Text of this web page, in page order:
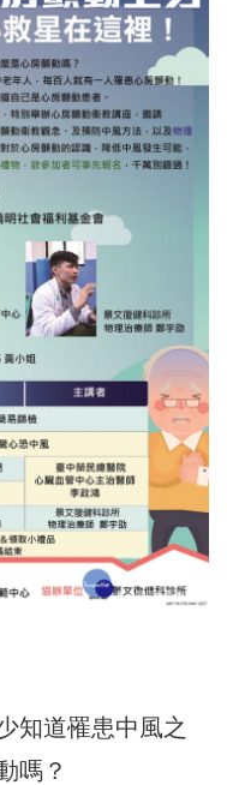
知道罹患中風之
嗎？